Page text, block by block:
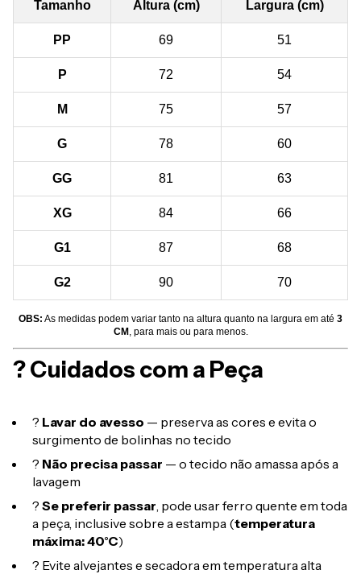
Tamanho Altura (cm) Largura (cm)
PP 69 51
P 72 54
M 75 57
G 78 60
GG 81 63
XG 84 66
G1 87 68
G2 90 70
OBS: As medidas podem variar tanto na altura quanto na largura em até 3
CM , para mais ou para menos.
? Cuidados com a Peça
? Lavar do avesso — preserva as cores e evita o
surgimento de bolinhas no tecido
? Não precisa passar — o tecido não amassa após a
lavagem
? Se preferir passar, pode usar ferro quente em toda
a peça, inclusive sobre a estampa (temperatura
máxima: 40°C)
? Evite alvejantes e secadora em temperatura alta